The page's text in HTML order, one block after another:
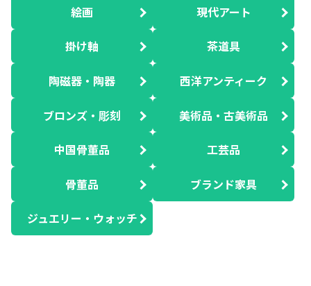
絵画 現代アート
掛け軸 茶道具
陶磁器・陶器 西洋アンティーク
ブロンズ・彫刻 美術品・古美術品
中国骨董品 工芸品
骨董品 ブランド家具
ジュエリー・ウォッチ